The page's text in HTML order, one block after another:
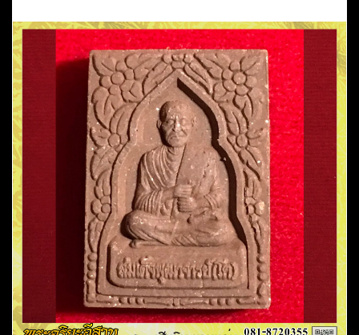
รวย
สร้าง
โดย
ส
รพงศ์
ชาตรี
ชิ้น